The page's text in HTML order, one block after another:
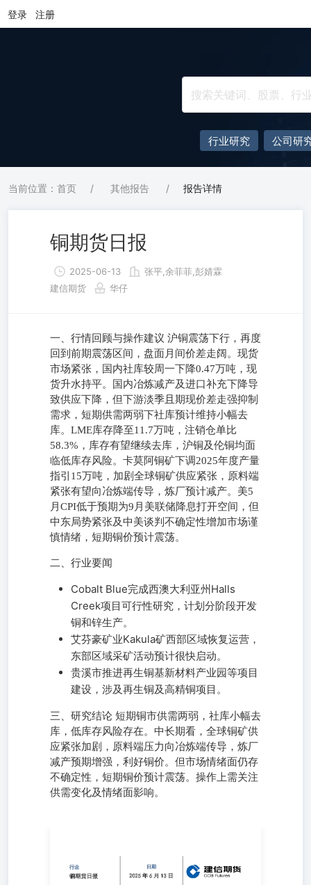
登录 注册
行业研究 公司研
当前位置：首页 / 其他报告 / 报告详情
铜期货日报
2025-06-13
张平,余菲菲,彭婧霖
建信期货
华仔
一、行情回顾与操作建议 沪铜震荡下行，再度
回到前期震荡区间，盘面月间价差走阔。现货
市场紧张，国内社库较周一下降0.47万吨，现
货升水持平。国内冶炼减产及进口补充下降导
致供应下降，但下游淡季且期现价差走强抑制
需求，短期供需两弱下社库预计维持小幅去
库。LME库存降至11.7万吨，注销仓单比
58.3%，库存有望继续去库，沪铜及伦铜均面
临低库存风险。卡莫阿铜矿下调2025年度产量
指引15万吨，加剧全球铜矿供应紧张，原料端
紧张有望向冶炼端传导，炼厂预计减产。美5
月CPI低于预期为9月美联储降息打开空间，但
中东局势紧张及中美谈判不确定性增加市场谨
慎情绪，短期铜价预计震荡。
二、行业要闻
Cobalt Blue完成西澳大利亚州Halls
Creek项目可行性研究，计划分阶段开发
铜和锌生产。
艾芬豪矿业Kakula矿西部区域恢复运营，
东部区域采矿活动预计很快启动。
贵溪市推进再生铜基新材料产业园等项目
建设，涉及再生铜及高精铜项目。
三、研究结论 短期铜市供需两弱，社库小幅去
库，低库存风险存在。中长期看，全球铜矿供
应紧张加剧，原料端压力向冶炼端传导，炼厂
减产预期增强，利好铜价。但市场情绪面仍存
不确定性，短期铜价预计震荡。操作上需关注
供需变化及情绪面影响。
F3015713研究员：余菲菲021-
60635729yufeifei@ccb.ccbfutures.com期货从业资格号：